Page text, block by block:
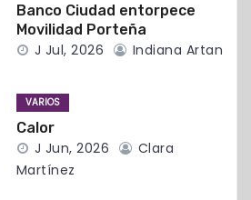
Banco Ciudad entorpece
Movilidad Porteña
J Jul, 2026 Indiana Artan
VARIOS
Calor
J Jun, 2026
Clara
Martínez